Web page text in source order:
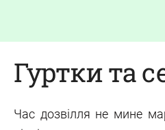
Гуртки та
Час дозвілля не мине